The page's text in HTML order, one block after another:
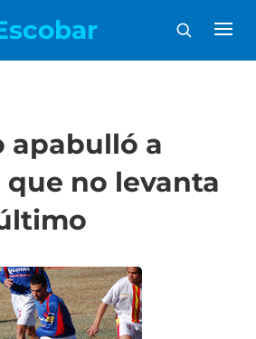
apabulló a
no levanta